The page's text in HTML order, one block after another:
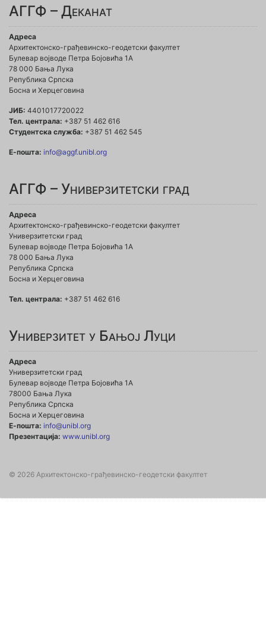
АГГФ – Деканат
Адреса
Архитектонско-грађевинско-геодетски факултет
Булевар војводе Петра Бојовића 1A
78 000 Бања Лука
Република Српска
Босна и Херцеговина
ЈИБ: 4401017720022
Тел. централа: +387 51 462 616
Студентска служба: +387 51 462 545
Е-пошта: info@aggf.unibl.org
АГГФ – Универзитетски град
Адреса
Архитектонско-грађевинско-геодетски факултет
Универзитетски град
Булевар војводе Петра Бојовића 1A
78 000 Бања Лука
Република Српска
Босна и Херцеговина
Тел. централа: +387 51 462 616
Универзитет у Бањој Луци
Адреса
Универзитетски град
Булевар војводе Петра Бојовића 1А
78000 Бања Лука
Република Српска
Босна и Херцеговина
Е-пошта: info@unibl.org
Презентација: www.unibl.org
© 2026 Архитектонско-грађевинско-геодетски факултет